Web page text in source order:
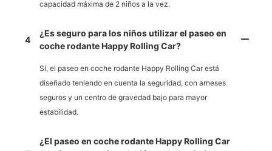
capacidad máxima de 2 niños a la vez.
4
¿Es seguro para los niños utilizar el paseo en
coche rodante Happy Rolling Car?
Sí, el paseo en coche rodante Happy Rolling Car está
diseñado teniendo en cuenta la seguridad, con arneses
seguros y un centro de gravedad bajo para mayor
estabilidad.
¿El paseo en coche rodante Happy Rolling Car